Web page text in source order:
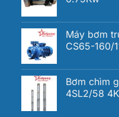
Máy bơm
CS65-160/
Bơm chìm
4SL2/58